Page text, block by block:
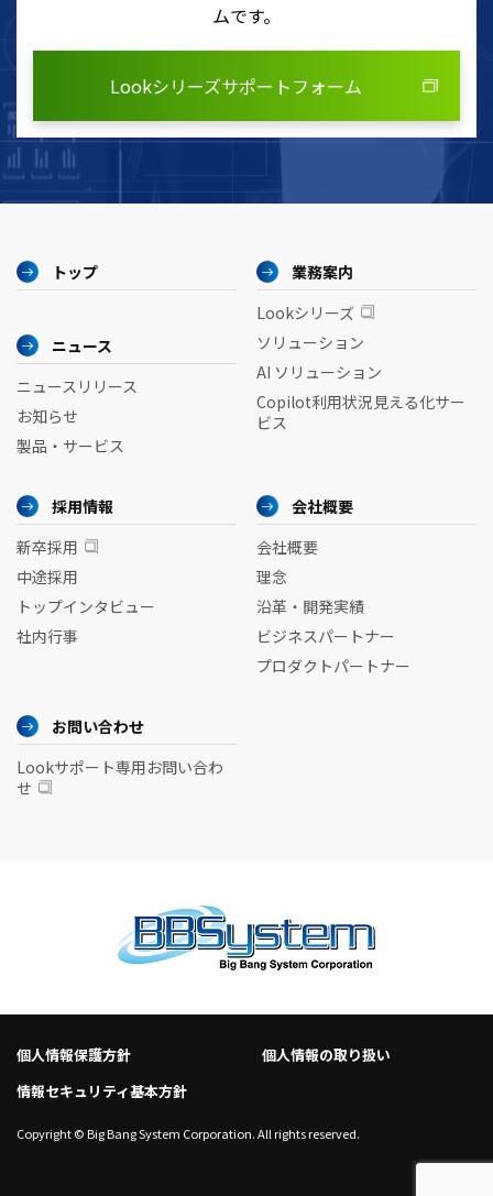
ムです。
Lookシリーズサポートフォーム
トップ
ニュース
ニュースリリース
お知らせ
製品・サービス
業務案内
Lookシリーズ
ソリューション
AI ソリューション
Copilot利用状況見える化サー
ビス
採用情報
新卒採用
中途採用
トップインタビュー
社内行事
会社概要
会社概要
理念
沿革・開発実績
ビジネスパートナー
プロダクトパートナー
お問い合わせ
Lookサポート専用お問い合わ
せ
個人情報保護方針
個人情報の取り扱い
情報セキュリティ基本方針
Copyright © Big Bang System Corporation. All rights reserved.